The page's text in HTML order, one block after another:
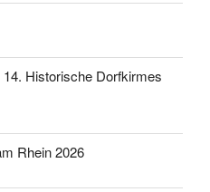
Historische Dorfkirmes
Rhein 2026